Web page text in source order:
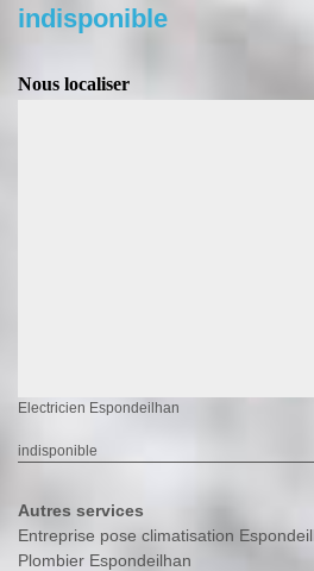
indisponible
Nous localiser
Electricien Espondeilhan
indisponible
Autres services
Entreprise pose climatisation
Plombier Espondeilhan